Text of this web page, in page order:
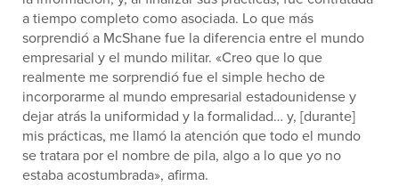
a tiempo completo como asociada. Lo que más
sorprendió a McShane fue la diferencia entre el mundo
empresarial y el mundo militar. «Creo que lo que
realmente me sorprendió fue el simple hecho de
incorporarme al mundo empresarial estadounidense y
dejar atrás la uniformidad y la formalidad… y, [durante]
mis prácticas, me llamó la atención que todo el mundo
se tratara por el nombre de pila, algo a lo que yo no
estaba acostumbrada», afirma.